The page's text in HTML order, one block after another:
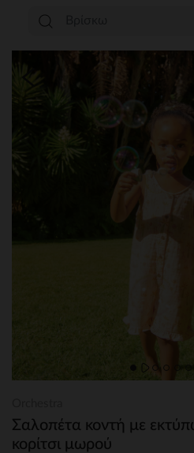
Σαλοπέτα κοντή με
κορίτσι μωρού